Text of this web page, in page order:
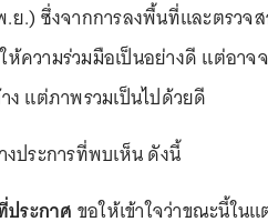
.ย.) ซึ่งจากการลงพื้นที่และตรวจ
ความร่วมมือเป็นอย่างดี แต่อาจ
ง แต่ภาพรวมเป็นไปด้วยดี
ประการที่พบเห็น ดังนี้
ประกาศขอให้เข้าใจว่าขณะนี้ใน